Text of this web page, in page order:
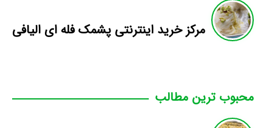
مرکز خرید اینترنتی پشمک فله ای الیافی
محبوب ترین مطالب